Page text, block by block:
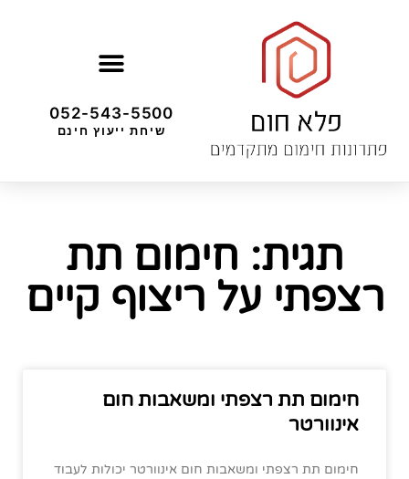
052-543-5500
שיחת ייעוץ חינם
תגית: חימום תת
רצפתי על ריצוף קיים
חימום תת רצפתי ומשאבות חום
אינוורטר
חימום תת רצפתי ומשאבות חום אינוורטר יכולות לעבוד